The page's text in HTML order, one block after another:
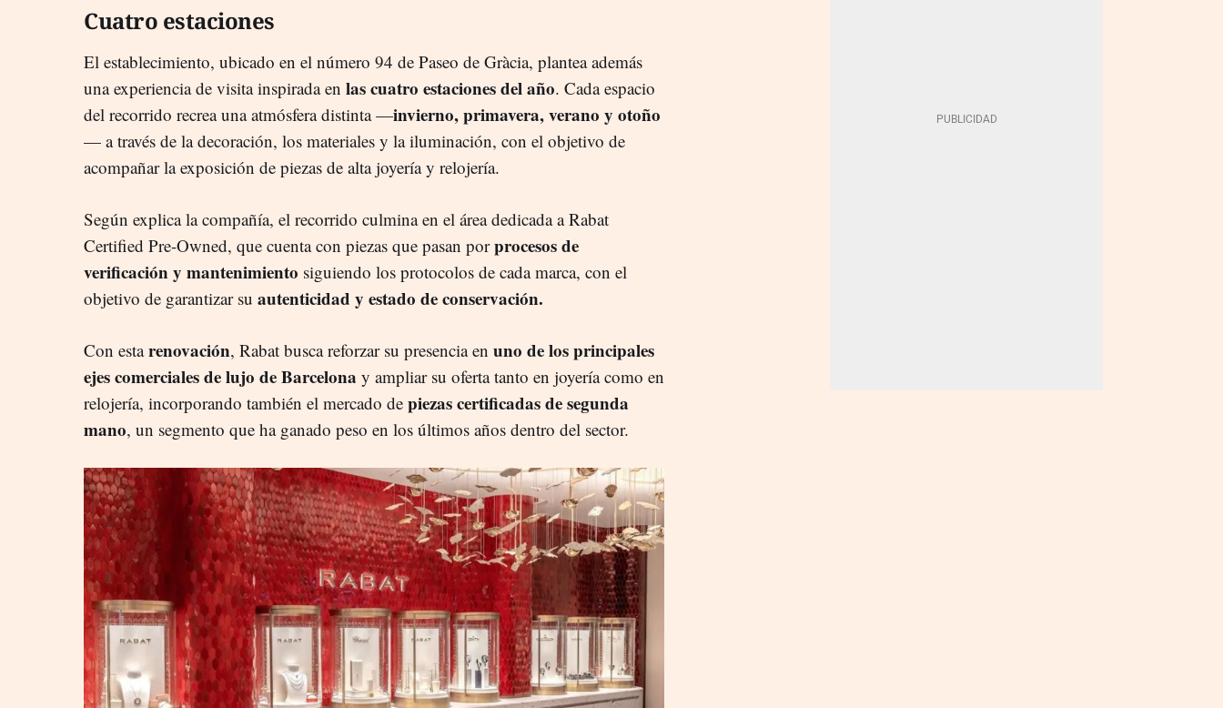
Cuatro estaciones
El establecimiento, ubicado en el número 94 de Paseo de Gràcia, plantea además
una experiencia de visita inspirada en las cuatro estaciones del año. Cada espacio
del recorrido recrea una atmósfera distinta —invierno, primavera, verano y otoño
— a través de la decoración, los materiales y la iluminación, con el objetivo de
acompañar la exposición de piezas de alta joyería y relojería.
Según explica la compañía, el recorrido culmina en el área dedicada a Rabat
Certified Pre-Owned, que cuenta con piezas que pasan porprocesos de
verificación y mantenimiento siguiendo los protocolos de cada marca, con el
objetivo de garantizar su autenticidad y estado de conservación.
Con estarenovación, Rabat busca reforzar su presencia en uno de los principales
ejes comerciales de lujo de Barcelona y ampliar su oferta tanto en joyería como en
relojería, incorporando también el mercado de piezas certificadas de segunda
mano, un segmento que ha ganado peso en los últimos años dentro del sector.